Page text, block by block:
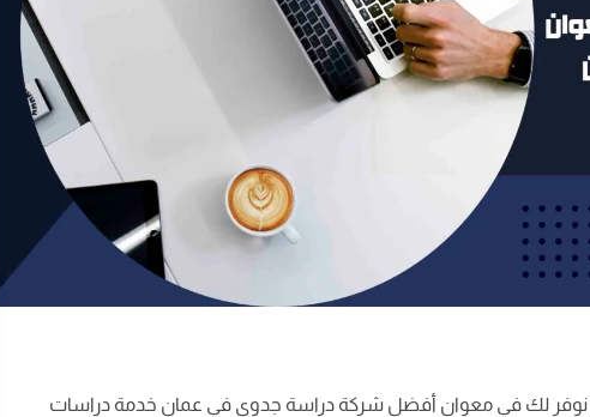
لك في معوان أفضل شركة دراسة جدوى في عمان خدمة دراسات